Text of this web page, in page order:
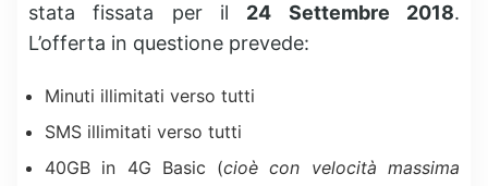
stata fissata per il 24 Settembre 2018.
L’offerta in questione prevede:
Minuti illimitati verso tutti
SMS illimitati verso tutti
40GB in 4G Basic (cioè con velocità massima